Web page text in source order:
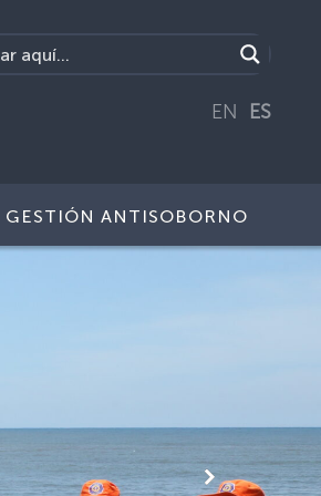
EN ES
GESTIÓN ANTISOBORNO
Siguiente